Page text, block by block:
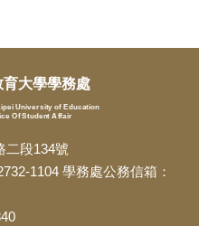
育大學學務處
University of Education
Of Student Affair
二段134號
1104 學務處公務信箱：